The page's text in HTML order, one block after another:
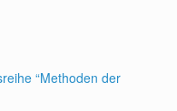
“Methoden der